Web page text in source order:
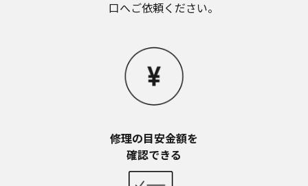
お近くの当社商品の取扱店、または当社サービス
本ウェブサイトのサービスの利用、または利用できな
かったことにより万一損害（データの破損・業務の中
断・営業情報の損失などによる損害を含む）が生じ、
たとえそのような損害の発生や第三者からの賠償請求
本ウェブサイトのサービスの中止、変更など
本ウェブサイトのサービスは予告なく中止、または内
口へご依頼ください。
修理の目安金額を​
確認できる